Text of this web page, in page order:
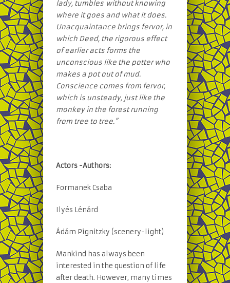
lady, tumbles without knowing
where it goes and what it does.
Unacquaintance brings fervor, in
which Deed, the rigorous effect
of earlier acts forms the
unconscious like the potter who
makes a pot out of mud.
Conscience comes from fervor,
which is unsteady, just like the
monkey in the forest running
from tree to tree.”
Actors -Authors:
Formanek Csaba
Ilyés Lénárd
Ádám Pignitzky (scenery-light)
Mankind has always been
interested in the question of life
after death. However, many times